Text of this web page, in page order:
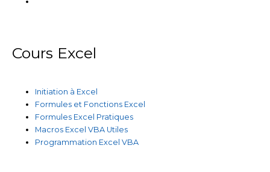
Cours Excel
Initiation à Excel
Formules et Fonctions Excel
Formules Excel Pratiques
Macros Excel VBA Utiles
Programmation Excel VBA